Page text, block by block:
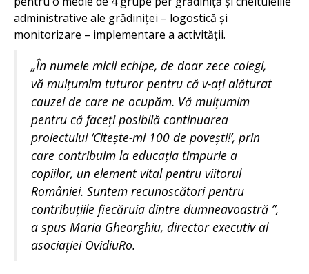
administrative ale grădiniței – logostică și
monitorizare – implementare a activității.
„În numele micii echipe, de doar zece colegi,
vă mulțumim tuturor pentru că v-ați alăturat
cauzei de care ne ocupăm. Vă mulțumim
pentru că faceți posibilă continuarea
proiectului ‘Citește-mi 100 de povești!’, prin
care contribuim la educația timpurie a
copiilor, un element vital pentru viitorul
României. Suntem recunoscători pentru
contribuțiile fiecăruia dintre dumneavoastră ”,
a spus Maria Gheorghiu, director executiv al
asociației OvidiuRo.